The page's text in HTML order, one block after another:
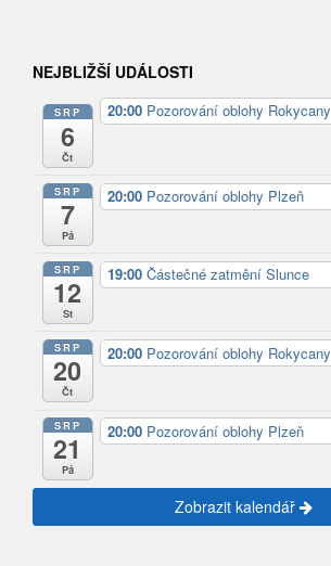
NEJBLIŽŠÍ UDÁLOSTI
SRP
6
Čt
20:00 Pozorování oblohy Rokycany
SRP
7
Pá
20:00 Pozorování oblohy Plzeň
SRP
12
St
19:00 Částečné zatmění Slunce
SRP
20
Čt
20:00 Pozorování oblohy Rokycany
SRP
21
Pá
20:00 Pozorování oblohy Plzeň
Zobrazit kalendář